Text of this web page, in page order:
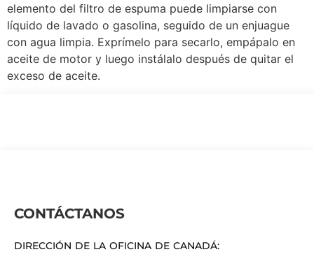
elemento del filtro de espuma puede limpiarse con
líquido de lavado o gasolina, seguido de un enjuague
con agua limpia. Exprímelo para secarlo, empápalo en
aceite de motor y luego instálalo después de quitar el
exceso de aceite.
CONTÁCTANOS
DIRECCIÓN DE LA OFICINA DE CANADÁ: